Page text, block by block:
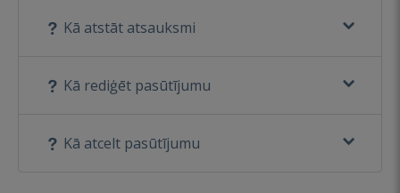
Kā atstāt atsauksmi
Kā rediģēt pasūtījumu
Kā atcelt pasūtījumu